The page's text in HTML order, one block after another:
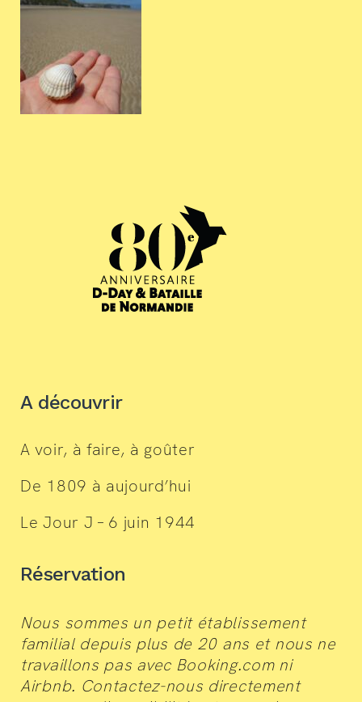
A découvrir
A voir, à faire, à goûter
De 1809 à aujourd’hui
Le Jour J – 6 juin 1944
Réservation
Nous sommes un petit établissement
familial depuis plus de 20 ans et nous ne
travaillons pas avec Booking.com ni
Airbnb. Contactez-nous directement